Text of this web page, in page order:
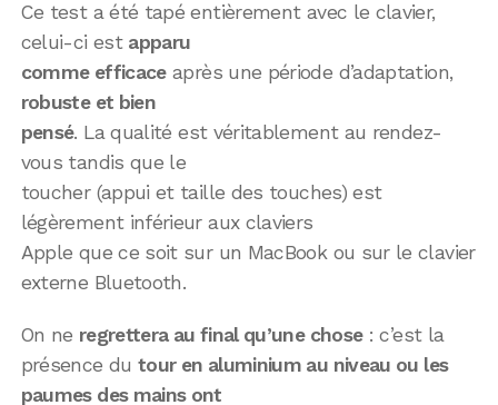
Ce test a été tapé entièrement avec le clavier,
celui-ci est apparu
comme efficaceaprès une période d’adaptation,
robuste et bien
pensé. La qualité est véritablement au rendez-
vous tandis que le
toucher (appui et taille des touches) est
légèrement inférieur aux claviers
Apple que ce soit sur un MacBook ou sur le clavier
externe Bluetooth.
On ne regrettera au final qu’une chose: c’est la
présence du tour en aluminium au niveau ou les
paumes des mains ont